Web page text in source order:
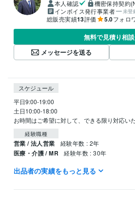
本人確認
機密保持契約
インボイス発行事業者
未登
総販売実績13評価 5.0フォロ
無料で見積り相談
メッセージを送る
スケジュール
平日9:00-19:00
土日10:00-18:00
お時間はご希望に対して、できる限り対応いた
経験職種
営業 / 法人営業 経験年数 : 2年
医療・介護 / MR 経験年数 : 30年
職歴
出品者の実績をもっと見る